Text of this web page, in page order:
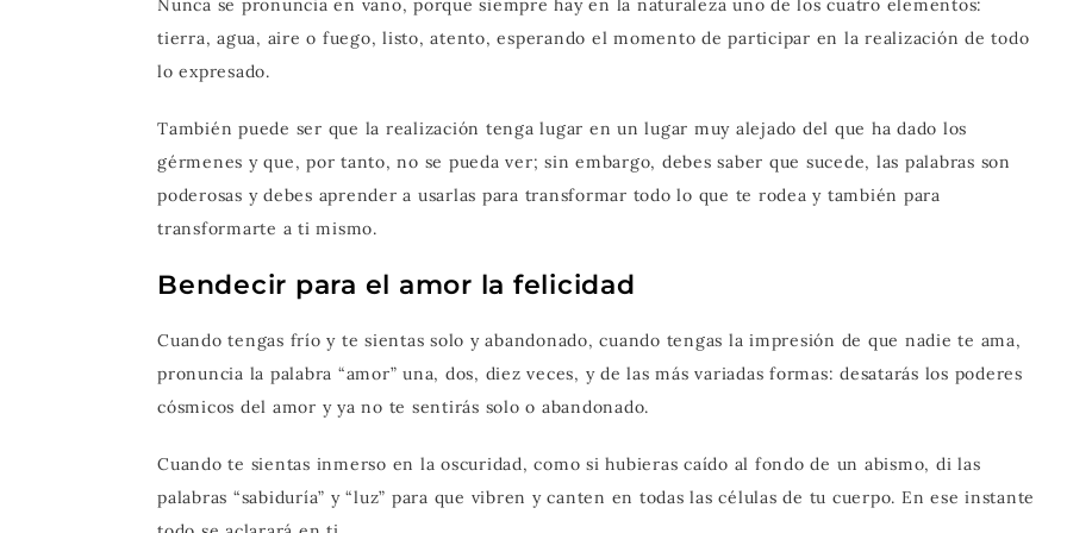
Nunca se pronuncia en vano, porque siempre hay en la naturaleza uno de los cuatro elementos:
tierra, agua, aire o fuego, listo, atento, esperando el momento de participar en la realización de todo
lo expresado.
También puede ser que la realización tenga lugar en un lugar muy alejado del que ha dado los
gérmenes y que, por tanto, no se pueda ver; sin embargo, debes saber que sucede, las palabras son
poderosas y debes aprender a usarlas para transformar todo lo que te rodea y también para
transformarte a ti mismo.
Bendecir para el amor la felicidad
Cuando tengas frío y te sientas solo y abandonado, cuando tengas la impresión de que nadie te ama,
pronuncia la palabra “amor” una, dos, diez veces, y de las más variadas formas: desatarás los poderes
cósmicos del amor y ya no te sentirás solo o abandonado.
Cuando te sientas inmerso en la oscuridad, como si hubieras caído al fondo de un abismo, di las
palabras “sabiduría” y “luz” para que vibren y canten en todas las células de tu cuerpo. En ese instante